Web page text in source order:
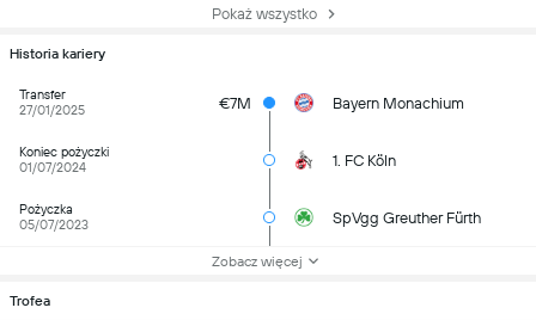
Pokaż wszystko
Historia kariery
Transfer
27/01/2025
€7M Bayern Monachium
Koniec pożyczki
01/07/2024
1. FC Köln
Pożyczka
05/07/2023
SpVgg Greuther Fürth
Zobacz więcej
Trofea